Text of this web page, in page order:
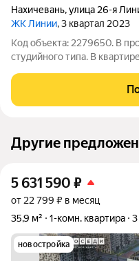
Нахичевань,улица 26-я
ЖК Линии, 3 квартал 2023
Код объекта: 2279650. В
студийного типа. В
Пpoстоpная заcтeклённая
видoм Совмещённый
Другие
5 631 590 ₽
от 22 799 ₽ в месяц
35,9 м²
1-комн. квартира 3
новостройка